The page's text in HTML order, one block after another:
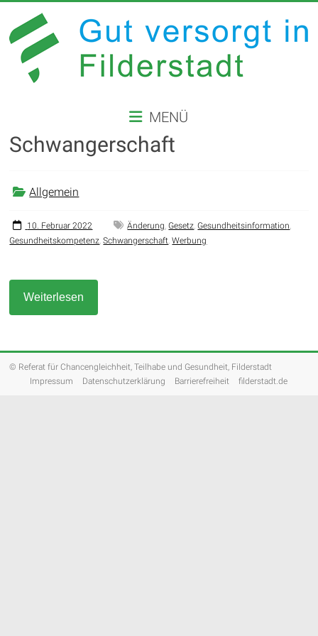
Inhalt
springen
VERSORGT
IN
FILDERSTADT
der
Stadt
MENÜ
Schwangerschaft
Allgemein
10. Februar 2022 Änderung,Gesetz,Gesundheitsinformation,
Gesundheitskompetenz,Schwangerschaft,Werbung
Weiterlesen
© Referat für Chancengleichheit, Teilhabe und Gesundheit, Filderstadt
Impressum
Datenschutzerklärung Barrierefreiheit filderstadt.de